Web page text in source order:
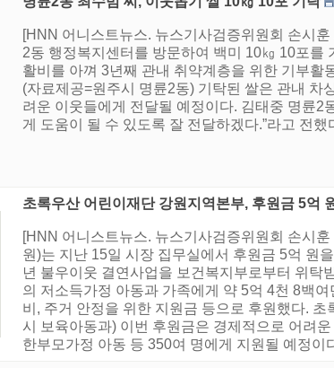
[HNN 어니스트뉴스. 뉴스기사검증위원회 손시
2동 행정복지센터를 방문하여 백미 10㎏ 10포를
활비를 아껴 3년째 관내 취약계층을 위한 기부활
(자료제공=원주시 명륜2동) 기탁된 쌀은 관내 차
려운 이웃들에게 전달될 예정이다. 김태중 명륜2
게 도움이 될 수 있도록 잘 전달하겠다.”라고 전했
초록우산 어린이재단 강원지역본부, 후원금 5억
[HNN 어니스트뉴스. 뉴스기사검증위원회 손시
원)는 지난 15일 시장 집무실에서 후원금 5억 원
년 불우이웃 결연사업을 보건복지부로부터 위탁
의 저소득가정 아동과 가족에게 약 5억 4천 8백
비, 주거 안정을 위한 지원금 등으로 후원했다.
시 보육아동과) 이번 후원금은 경제적으로 어려
한부모가정 아동 등 350여 명에게 지원될 예정